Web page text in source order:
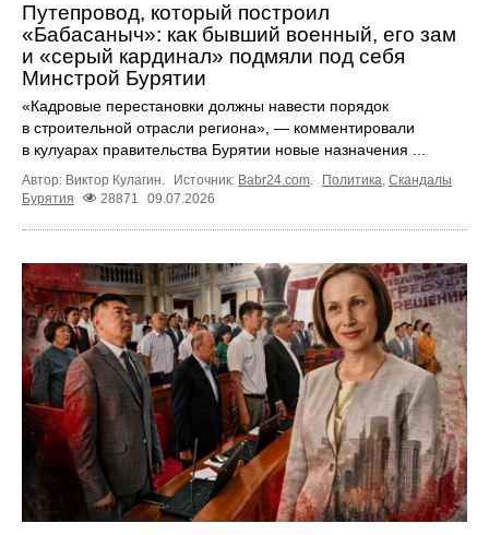
Путепровод, который построил
«Бабасаныч»: как бывший военный, его зам
и «серый кардинал» подмяли под себя
Минстрой Бурятии
«Кадровые перестановки должны навести порядок
в строительной отрасли региона», — комментировали
в кулуарах правительства Бурятии новые назначения ...
Автор: Виктор Кулагин. Источник: Babr24.com. Политика, Скандалы
Бурятия
28871 09.07.2026